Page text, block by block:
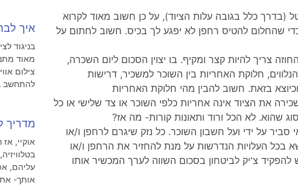
(בדרך כלל בגובה עלות הציוד), על כן חשוב מאוד לקרוא
שהחלום להטיס רחפן לא יפגע לך בכיס. חשוב לחתום על
צריך להיות קצר ומקיף. בו יצוין הסכום ליום השכרה,
חלוקת האחריות בין השוכר למשכיר, דרישות
בזאת. חשוב להבין מהי חלוקת האחריות
את הציוד אינה אחריות כלפי השוכר או צד שלישי או כל
שהוא. לא הכל ורוד ותאונות קורות- מה אז?
על ידי ועל חשבון השוכר. כל נזק שיגרם לרחפן ו/או
בכל העלויות הנדרשות על מנת להחזיר את הרחפן ו/או
צ'יק לביטחון בסכום השווה לערך המכשיר אותו
איך
בניגוד
מאוד
צילום
להתחשב ב3
מדריך
אוקיי,
עליהם,
אותך-